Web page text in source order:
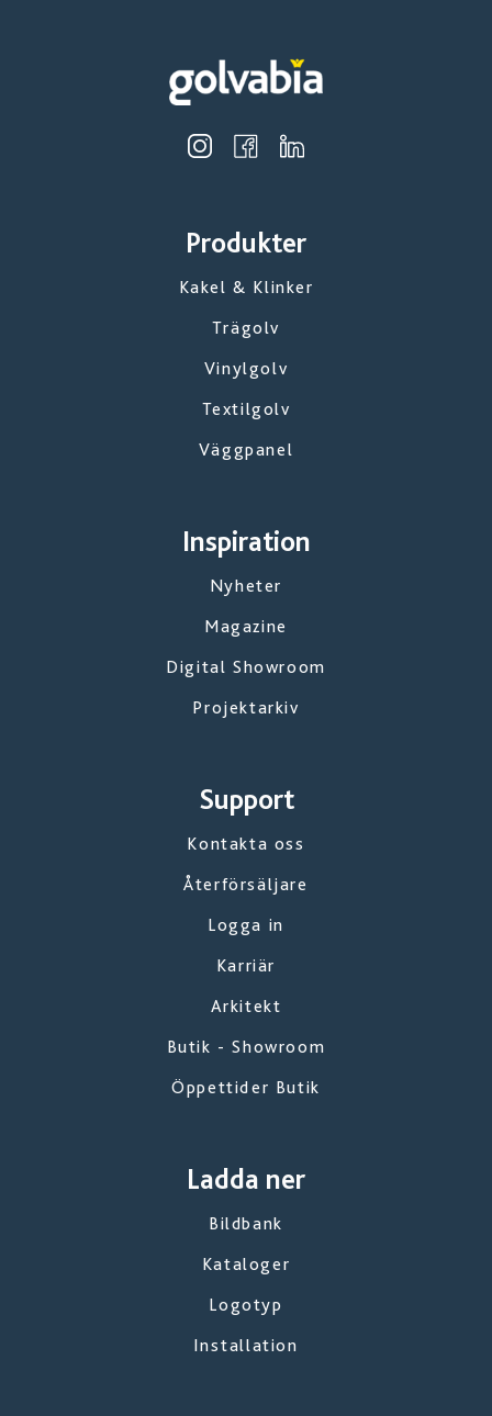
Produkter
Kakel & Klinker
Trägolv
Vinylgolv
Textilgolv
Väggpanel
Inspiration
Nyheter
Magazine
Digital Showroom
Projektarkiv
Support
Kontakta oss
Återförsäljare
Logga in
Karriär
Arkitekt
Butik - Showroom
Öppettider Butik
Ladda ner
Bildbank
Kataloger
Logotyp
Installation